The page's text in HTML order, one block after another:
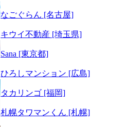
なごぐらん [名古屋]
キウイ不動産 [埼玉県]
Sana [東京都]
ひろしマンション [広島]
タカリンゴ [福岡]
札幌タワマンくん [札幌]